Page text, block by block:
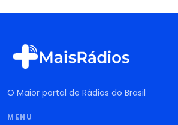
O Maior portal de Rádios do Brasil
MENU